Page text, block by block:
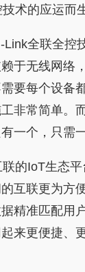
术的应运而
Link全联全控
于无线网络
要每个设备
非常简单。
一个，只需
的IoT生态
互联更为方
精准匹配用
来更便捷、